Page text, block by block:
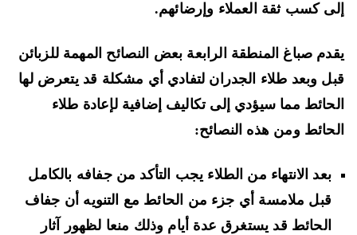
كسب ثقة العملاء وإرضائهم.
صباغ المنطقة الرابعة بعض النصائح المهمة للزبائن
وبعد طلاء الجدران لتفادي أي مشكلة قد يتعرض لها
مما سيؤدي إلى تكاليف إضافية لإعادة طلاء
ومن هذه النصائح:
بعد الانتهاء من الطلاء يجب التأكد من جفافه بالكامل
قبل ملامسة أي جزء من الحائط مع التنويه أن جفاف
الحائط قد يستغرق عدة أيام وذلك منعا لظهور آثار